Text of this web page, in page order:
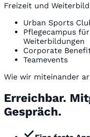
Freizeit und
Urban Sports
Pflegecampus
Weiterbildungen
Corporate
Teamevents
Wie wir miteinander
Erreichbar.
Gespräch.